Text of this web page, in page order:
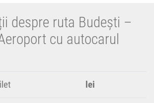
despre ruta Budești –
cu autocarul
lei